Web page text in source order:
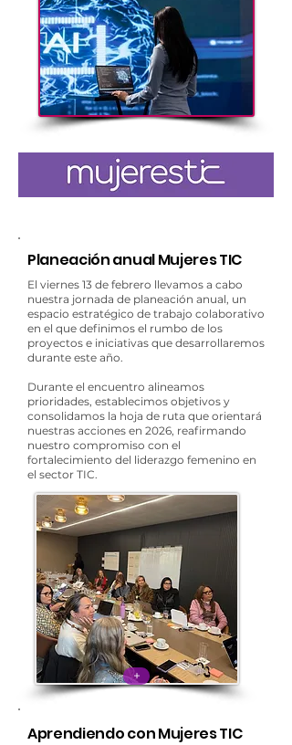
Planeación anual Mujeres TIC
El viernes 13 de febrero llevamos a cabo
nuestra jornada de planeación anual, un
espacio estratégico de trabajo colaborativo
en el que definimos el rumbo de los
proyectos e iniciativas que desarrollaremos
durante este año.
Durante el encuentro alineamos
prioridades, establecimos objetivos y
consolidamos la hoja de ruta que orientará
nuestras acciones en 2026, reafirmando
nuestro compromiso con el
fortalecimiento del liderazgo femenino en
el sector TIC.
+
Aprendiendo con Mujeres TIC